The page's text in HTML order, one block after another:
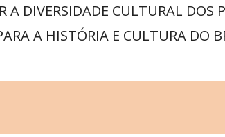
A DIVERSIDADE CULTURAL DOS
A HISTÓRIA E CULTURA DO